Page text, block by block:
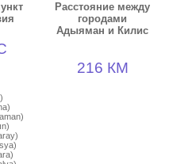
Расстояние между
городами
Адыяман и Килис
216 КМ